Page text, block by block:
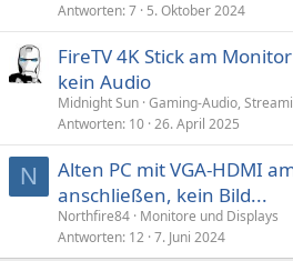
Antworten 7 5. Oktober 2024
FireTV 4K Stick am
kein Audio
Midnight Sun Gaming-Audio,
Antworten 10 26. April 2025
N
Alten PC mit VGA-HDMI
anschließen, kein Bild...
Northfire84 Monitore und Displays
Antworten 12 7. Juni 2024